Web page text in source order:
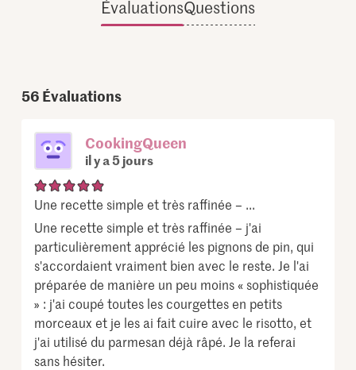
ÉvaluationsQuestions
56 Évaluations
CookingQueen
il y a 5 jours
Une recette simple et très raffinée – ...
Une recette simple et très raffinée – j'ai
particulièrement apprécié les pignons de pin, qui
s'accordaient vraiment bien avec le reste. Je l'ai
préparée de manière un peu moins « sophistiquée
» : j'ai coupé toutes les courgettes en petits
morceaux et je les ai fait cuire avec le risotto, et
j'ai utilisé du parmesan déjà râpé. Je la referai
sans hésiter.